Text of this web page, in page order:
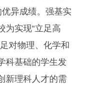
异成绩。强基实
为实现“立足高
对物理、化学和
科基础的学生发
新理科人才的需